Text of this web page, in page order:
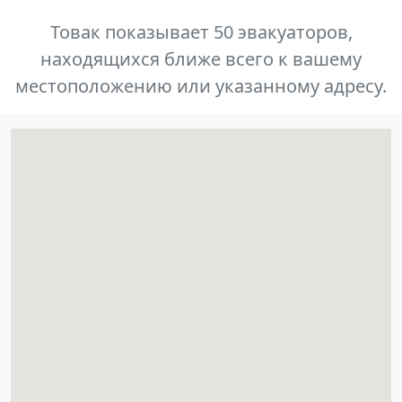
Товак показывает 50 эвакуаторов,
находящихся ближе всего к вашему
местоположению или указанному адресу.